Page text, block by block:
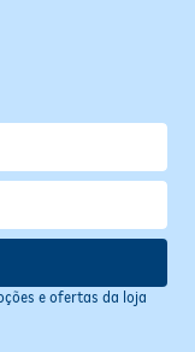
e ofertas da loja